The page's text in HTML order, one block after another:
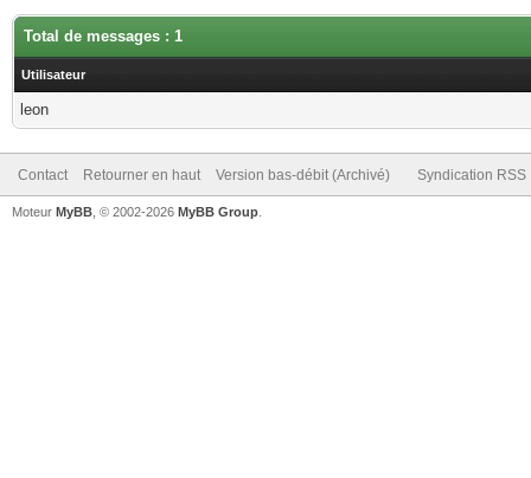
Total de messages : 1
Utilisateur
leon
Contact Retourner en haut Version bas-débit (Archivé) Syndication RSS
Moteur MyBB , © 2002-2026 MyBB Group